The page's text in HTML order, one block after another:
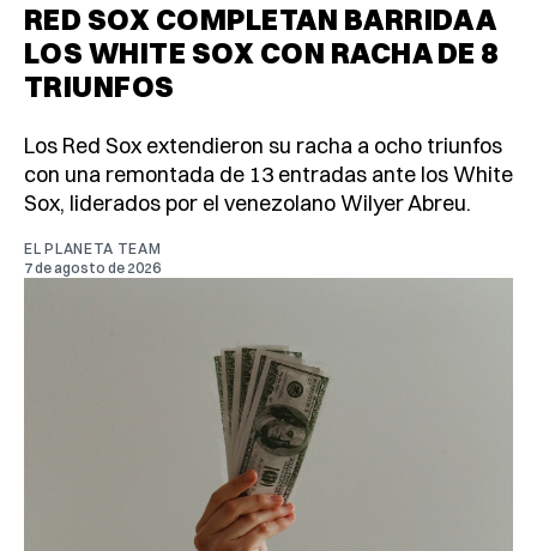
RED SOX COMPLETAN BARRIDA A
LOS WHITE SOX CON RACHA DE 8
TRIUNFOS
Los Red Sox extendieron su racha a ocho triunfos
con una remontada de 13 entradas ante los White
Sox, liderados por el venezolano Wilyer Abreu.
EL PLANETA TEAM
7 de agosto de 2026